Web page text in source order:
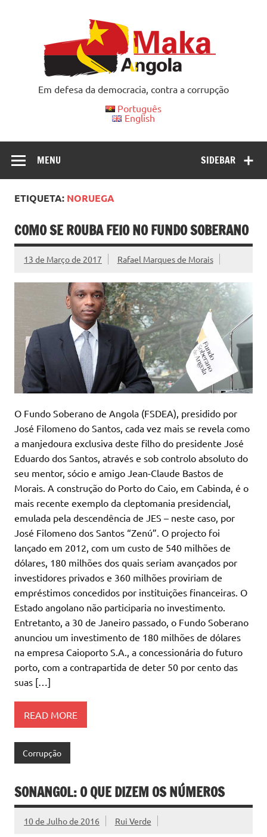
Em defesa da democracia, contra a corrupção
Português
English
SIDEBAR
MENU
ETIQUETA: NORUEGA
COMO SE ROUBA FEIO NO FUNDO SOBERANO
13 de Março de 2017 Rafael Marques de Morais
O Fundo Soberano de Angola (FSDEA), presidido por
José Filomeno do Santos, cada vez mais se revela como
a manjedoura exclusiva deste filho do presidente José
Eduardo dos Santos, através e sob controlo absoluto do
seu mentor, sócio e amigo Jean-Claude Bastos de
Morais. A construção do Porto do Caio, em Cabinda, é o
mais recente exemplo da cleptomania presidencial,
emulada pela descendência de JES – neste caso, por
José Filomeno dos Santos “Zenú”. O projecto foi
lançado em 2012, com um custo de 540 milhões de
dólares, 180 milhões dos quais seriam avançados por
investidores privados e 360 milhões proviriam de
empréstimos concedidos por instituições financeiras. O
Estado angolano não participaria no investimento.
Entretanto, a 30 de Janeiro passado, o Fundo Soberano
anunciou um investimento de 180 milhões de dólares
na empresa Caioporto S.A., a concessionária do futuro
porto, com a contrapartida de deter 50 por cento das
suas […]
READ MORE
Corrupção
SONANGOL: O QUE DIZEM OS NÚMEROS
10 de Julho de 2016 Rui Verde